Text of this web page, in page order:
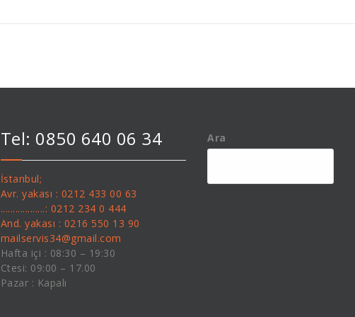
Tel: 0850 640 06 34
İstanbul;
Avr. yakası : 0212 433 00 63
..................: 0212 234 0 444
And. yakası : 0216 550 13 90
mailservis34@gmail.com
Hafta içi : 08:30 – 19:30
Ctesi: 09:00 – 17.00
Pazar : Kapalı
Ara